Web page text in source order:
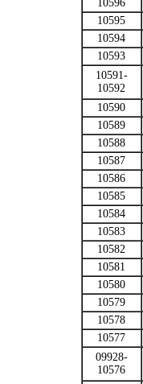
10596
10595
10594
10593
10591-
10592
10590
10589
10588
10587
10586
10585
10584
10583
10582
10581
10580
10579
10578
10577
09928-
10576